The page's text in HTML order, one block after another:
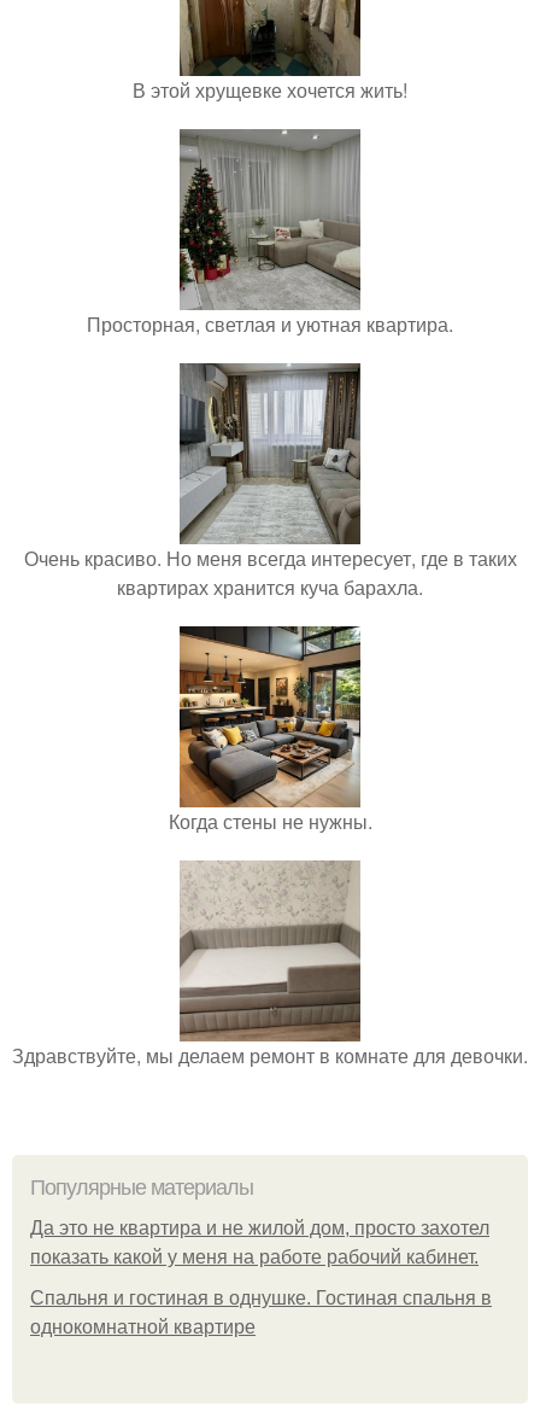
В этой хрущевке хочется жить!
Просторная, светлая и уютная квартира.
Очень красиво. Но меня всегда интересует, где в таких
квартирах хранится куча барахла.
Когда стены не нужны.
Здравствуйте, мы делаем ремонт в комнате для девочки.
Популярные материалы
Да это не квартира и не жилой дом, просто захотел
показать какой у меня на работе рабочий кабинет.
Спальня и гостиная в однушке. Гостиная спальня в
однокомнатной квартире